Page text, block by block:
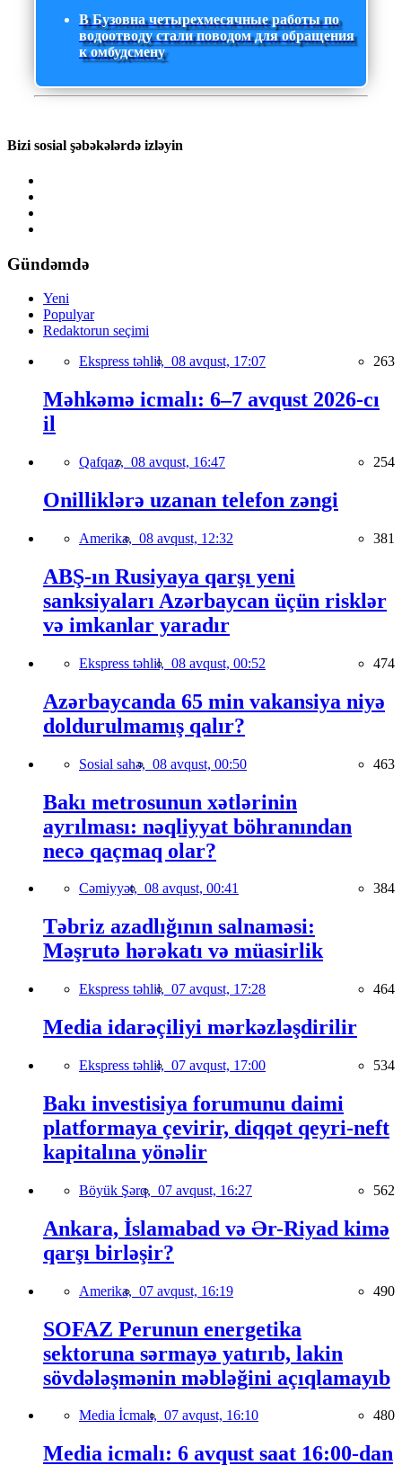
В Бузовна четырехмесячные работы по
водоотводу стали поводом для обращения
к омбудсмену
Bizi sosial şəbəkələrdə izləyin
Gündəmdə
Yeni
Populyar
Redaktorun seçimi
Ekspress təhlil, 08 avqust, 17:07 263
Məhkəmə icmalı: 6–7 avqust 2026-cı
il
Qafqaz, 08 avqust, 16:47 254
Onilliklərə uzanan telefon zəngi
Amerika, 08 avqust, 12:32 381
ABŞ-ın Rusiyaya qarşı yeni
sanksiyaları Azərbaycan üçün risklər
və imkanlar yaradır
Ekspress təhlil, 08 avqust, 00:52 474
Azərbaycanda 65 min vakansiya niyə
doldurulmamış qalır?
Sosial sahə, 08 avqust, 00:50 463
Bakı metrosunun xətlərinin
ayrılması: nəqliyyat böhranından
necə qaçmaq olar?
Cəmiyyət, 08 avqust, 00:41 384
Təbriz azadlığının salnaməsi:
Məşrutə hərəkatı və müasirlik
Ekspress təhlil, 07 avqust, 17:28 464
Media idarəçiliyi mərkəzləşdirilir
Ekspress təhlil, 07 avqust, 17:00 534
Bakı investisiya forumunu daimi
platformaya çevirir, diqqət qeyri-neft
kapitalına yönəlir
Böyük Şərq, 07 avqust, 16:27 562
Ankara, İslamabad və Ər-Riyad kimə
qarşı birləşir?
Amerika, 07 avqust, 16:19 490
SOFAZ Perunun energetika
sektoruna sərmayə yatırıb, lakin
sövdələşmənin məbləğini açıqlamayıb
Media İcmalı, 07 avqust, 16:10 480
Media icmalı: 6 avqust saat 16:00-dan